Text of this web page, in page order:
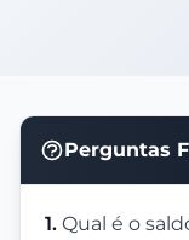
Perguntas
1. Qual é o